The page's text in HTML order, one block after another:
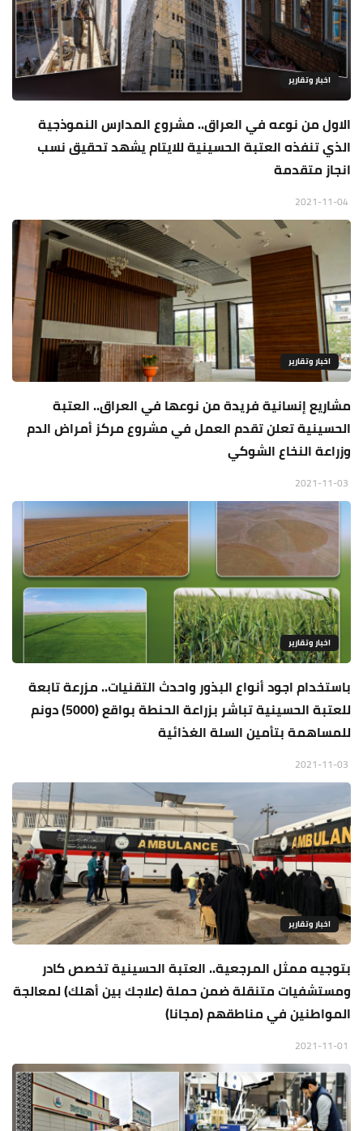
اخبار وتقارير
الاول من نوعه في العراق.. مشروع المدارس النموذجية
الذي تنفذه العتبة الحسينية للايتام يشهد تحقيق نسب
انجاز متقدمة
اخبار وتقارير
مشاريع إنسانية فريدة من نوعها في العراق.. العتبة
الحسينية تعلن تقدم العمل في مشروع مركز أمراض الدم
وزراعة النخاع الشوكي
اخبار وتقارير
باستخدام اجود أنواع البذور واحدث التقنيات.. مزرعة تابعة
للعتبة الحسينية تباشر بزراعة الحنطة بواقع (5000) دونم
للمساهمة بتأمين السلة الغذائية
اخبار وتقارير
بتوجيه ممثل المرجعية.. العتبة الحسينية تخصص كادر
ومستشفيات متنقلة ضمن حملة (علاجك بين أهلك) لمعالجة
المواطنين في مناطقهم (مجانا)